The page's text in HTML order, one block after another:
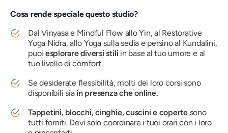
Cosa rende speciale questo studio?
Dal Vinyasa e Mindful Flow allo Yin, al Restorative
Yoga Nidra, allo Yoga sulla sedia e persino al Kundalini,
puoi esplorare diversi stili in base al tuo umore e al
tuo livello di comfort.
Se desiderate flessibilità, molti dei loro corsi sono
disponibili sia in presenza che online.
Tappetini, blocchi, cinghie, cuscini e coperte sono
tutti forniti. Devi solo coordinare i tuoi orari con i loro